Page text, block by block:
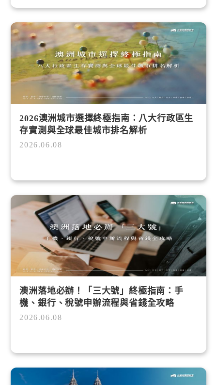
2026澳洲城市選擇終極指南：八大行政區生
存實測與全球最佳城市排名解析
2026.06.08
澳洲落地必辦！「三大號」終極指南：手
機、銀行、稅號申辦流程與省錢全攻略
2026.06.08